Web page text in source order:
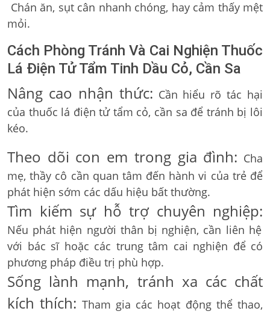
Chán ăn, sụt cân nhanh chóng, hay cảm thấy mệt
mỏi.
Cách Phòng Tránh Và Cai Nghiện Thuốc
Lá Điện Tử Tẩm Tinh Dầu Cỏ, Cần Sa
Nâng cao nhận thức: Cần hiểu rõ tác hại
của thuốc lá điện tử tẩm cỏ, cần sa để tránh bị lôi
kéo.
Theo dõi con em trong gia đình: Cha
mẹ, thầy cô cần quan tâm đến hành vi của trẻ để
phát hiện sớm các dấu hiệu bất thường.
Tìm kiếm sự hỗ trợ chuyên nghiệp:
Nếu phát hiện người thân bị nghiện, cần liên hệ
với bác sĩ hoặc các trung tâm cai nghiện để có
phương pháp điều trị phù hợp.
Sống lành mạnh, tránh xa các chất
kích thích: Tham gia các hoạt động thể thao,